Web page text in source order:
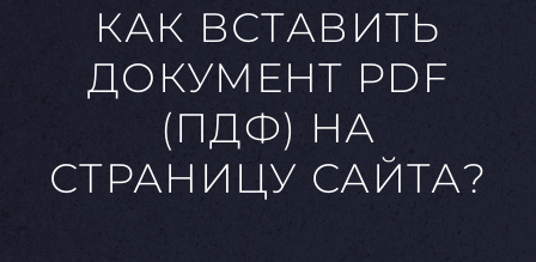
РАЗРАБОТКА САЙТА
ВСЕ УСЛУГИ
ПОРТФОЛИО
ОБО МНЕ
КАК ВСТАВИТЬ
ДОКУМЕНТ PDF
(ПДФ) НА
СТРАНИЦУ САЙТА?